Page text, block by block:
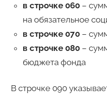
в строчке 060–
на обязательное
в строчке 070–
в строчке 080–
бюджета фонда
В строчке 090